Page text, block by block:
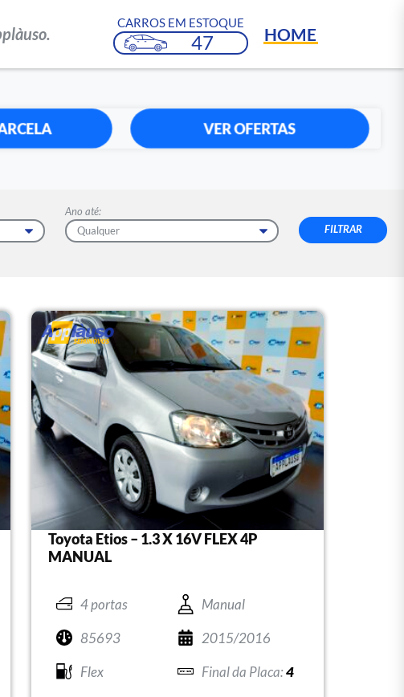
CARROS EM ESTOQUE
47 HOME
VER OFERTAS
Ano até:
Toyota Etios – 1.3 X 16V FLEX 4P
MANUAL
4 portas
Manual
85693
2015/2016
Flex
4